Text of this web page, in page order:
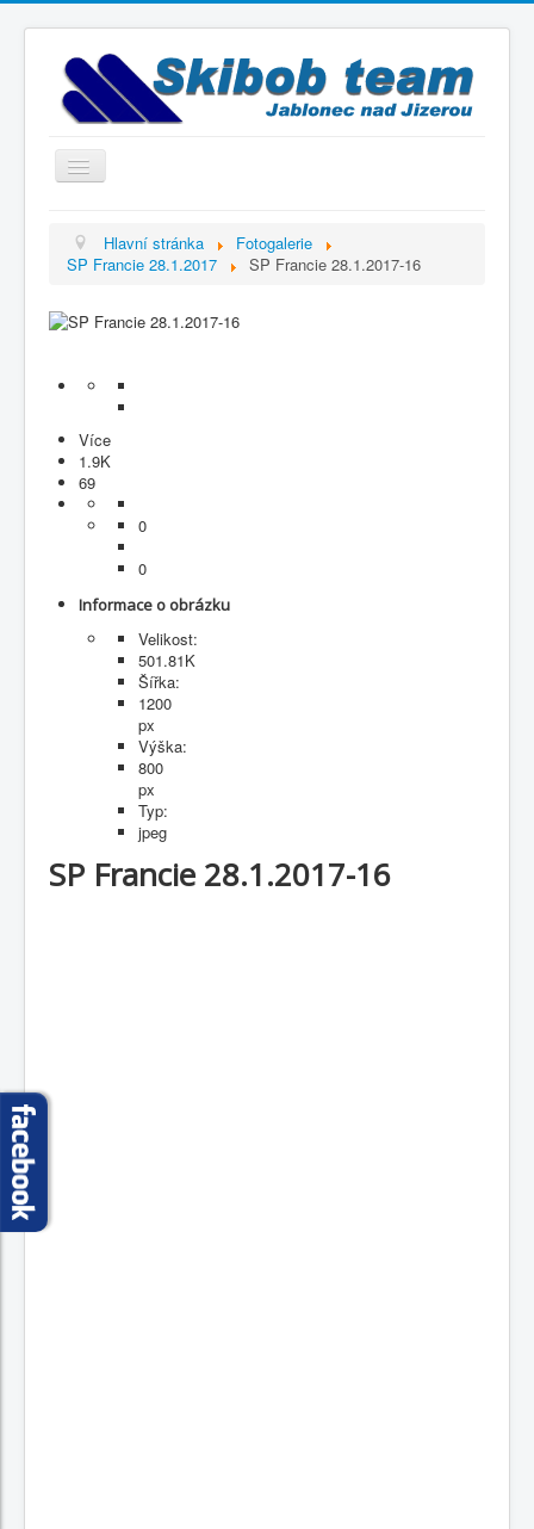
Přepnout
navigaci
Historie
Kontakty
Výsledky
Videogalerie
Fotogalerie
Hlavní stránka
Fotogalerie
SP Francie 28.1.2017
SP Francie 28.1.2017-16
Více
1.9K
69
0
0
Informace o obrázku
Velikost:
501.81K
Šířka:
1200
px
Výška:
800
px
Typ:
jpeg
SP Francie 28.1.2017-16